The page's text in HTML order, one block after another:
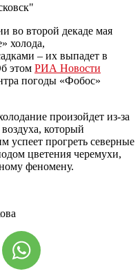
во второй декаде мая
холода,
– их выпадет в
этом РИА Новости
погоды «Фобос»
произойдет из-за
который
успеет прогреть северные
цветения черемухи,
феномену.